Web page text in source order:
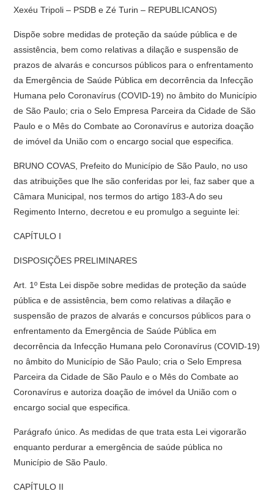
Xexéu Tripoli – PSDB e Zé Turin – REPUBLICANOS)
Dispõe sobre medidas de proteção da saúde pública e de
assistência, bem como relativas a dilação e suspensão de
prazos de alvarás e concursos públicos para o enfrentamento
da Emergência de Saúde Pública em decorrência da Infecção
Humana pelo Coronavírus (COVID-19) no âmbito do Município
de São Paulo; cria o Selo Empresa Parceira da Cidade de São
Paulo e o Mês do Combate ao Coronavírus e autoriza doação
de imóvel da União com o encargo social que especifica.
BRUNO COVAS, Prefeito do Município de São Paulo, no uso
das atribuições que lhe são conferidas por lei, faz saber que a
Câmara Municipal, nos termos do artigo 183-A do seu
Regimento Interno, decretou e eu promulgo a seguinte lei:
CAPÍTULO I
DISPOSIÇÕES PRELIMINARES
Art. 1º Esta Lei dispõe sobre medidas de proteção da saúde
pública e de assistência, bem como relativas a dilação e
suspensão de prazos de alvarás e concursos públicos para o
enfrentamento da Emergência de Saúde Pública em
decorrência da Infecção Humana pelo Coronavírus (COVID-19)
no âmbito do Município de São Paulo; cria o Selo Empresa
Parceira da Cidade de São Paulo e o Mês do Combate ao
Coronavírus e autoriza doação de imóvel da União com o
encargo social que especifica.
Parágrafo único. As medidas de que trata esta Lei vigorarão
enquanto perdurar a emergência de saúde pública no
Município de São Paulo.
CAPÍTULO II